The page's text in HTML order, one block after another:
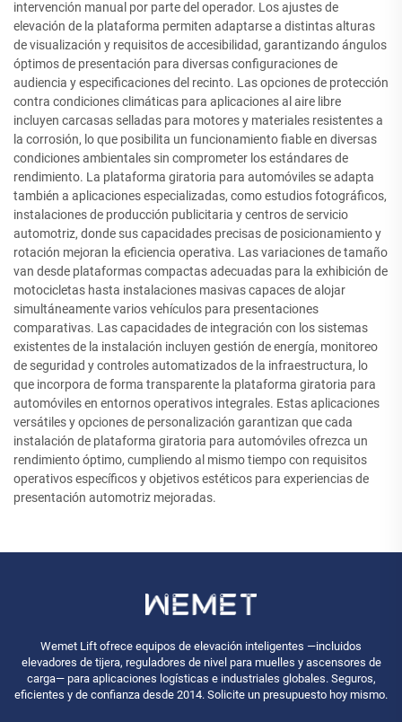
intervención manual por parte del operador. Los ajustes de
elevación de la plataforma permiten adaptarse a distintas alturas
de visualización y requisitos de accesibilidad, garantizando ángulos
óptimos de presentación para diversas configuraciones de
audiencia y especificaciones del recinto. Las opciones de protección
contra condiciones climáticas para aplicaciones al aire libre
incluyen carcasas selladas para motores y materiales resistentes a
la corrosión, lo que posibilita un funcionamiento fiable en diversas
condiciones ambientales sin comprometer los estándares de
rendimiento. La plataforma giratoria para automóviles se adapta
también a aplicaciones especializadas, como estudios fotográficos,
instalaciones de producción publicitaria y centros de servicio
automotriz, donde sus capacidades precisas de posicionamiento y
rotación mejoran la eficiencia operativa. Las variaciones de tamaño
van desde plataformas compactas adecuadas para la exhibición de
motocicletas hasta instalaciones masivas capaces de alojar
simultáneamente varios vehículos para presentaciones
comparativas. Las capacidades de integración con los sistemas
existentes de la instalación incluyen gestión de energía, monitoreo
de seguridad y controles automatizados de la infraestructura, lo
que incorpora de forma transparente la plataforma giratoria para
automóviles en entornos operativos integrales. Estas aplicaciones
versátiles y opciones de personalización garantizan que cada
instalación de plataforma giratoria para automóviles ofrezca un
rendimiento óptimo, cumpliendo al mismo tiempo con requisitos
operativos específicos y objetivos estéticos para experiencias de
presentación automotriz mejoradas.
Wemet Lift ofrece equipos de elevación inteligentes —incluidos
elevadores de tijera, reguladores de nivel para muelles y ascensores de
carga— para aplicaciones logísticas e industriales globales. Seguros,
eficientes y de confianza desde 2014. Solicite un presupuesto hoy mismo.